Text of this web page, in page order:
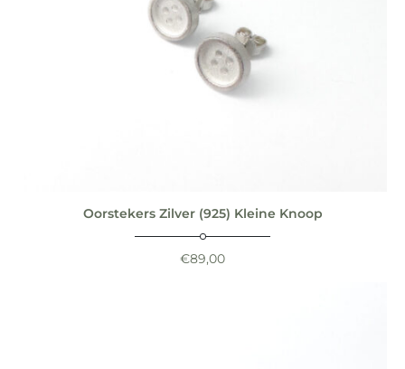
Oorstekers Zilver (925) Kleine Knoop
€89,00